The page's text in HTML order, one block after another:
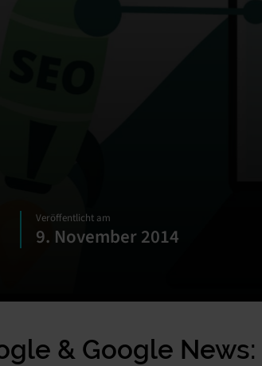
Veröffentlicht am
9. November 2014
& Google